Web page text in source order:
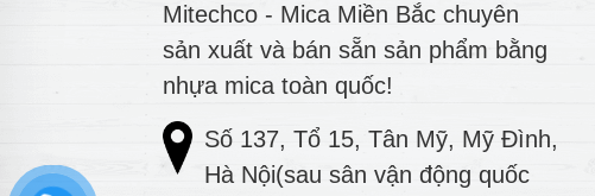
Mitechco - Mica Miền Bắc chuyên
sản xuất và bán sẵn sản phẩm bằng
nhựa mica toàn quốc!
Số 137, Tổ 15, Tân Mỹ, Mỹ Đình,
Hà Nội(sau sân vận động quốc